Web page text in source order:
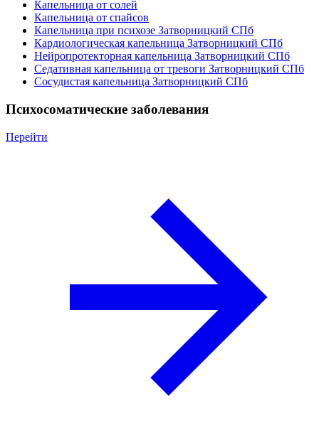
Капельница от солей
Капельница от спайсов
Капельница при психозе Затворницкий СПб
Кардиологическая капельница Затворницкий СПб
Нейропротекторная капельница Затворницкий СПб
Седативная капельница от тревоги Затворницкий СПб
Сосудистая капельница Затворницкий СПб
Психосоматические заболевания
Перейти